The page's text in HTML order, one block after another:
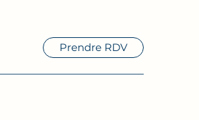
Prendre RDV